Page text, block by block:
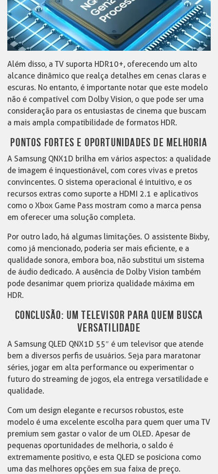
Além disso, a TV suporta HDR10+, oferecendo um alto
alcance dinâmico que realça detalhes em cenas claras e
escuras. No entanto, é importante notar que este modelo
não é compatível com Dolby Vision, o que pode ser uma
consideração para os entusiastas de cinema que buscam
a mais ampla compatibilidade de formatos HDR.
PONTOS FORTES E OPORTUNIDADES DE MELHORIA
A Samsung QNX1D brilha em vários aspectos: a qualidade
de imagem é inquestionável, com cores vivas e pretos
convincentes. O sistema operacional é intuitivo, e os
recursos extras como suporte a HDMI 2.1 e aplicativos
como o Xbox Game Pass mostram como a marca pensa
em oferecer uma solução completa.
Por outro lado, há algumas limitações. O assistente Bixby,
como já mencionado, poderia ser mais eficiente, e a
qualidade sonora, embora boa, não substitui um sistema
de áudio dedicado. A ausência de Dolby Vision também
pode desanimar quem prioriza qualidade máxima em
HDR.
CONCLUSÃO: UM TELEVISOR PARA QUEM BUSCA
VERSATILIDADE
A Samsung QLED QNX1D 55″ é um televisor que atende
bem a diversos perfis de usuários. Seja para maratonar
séries, jogar em alta performance ou experimentar o
futuro do streaming de jogos, ela entrega versatilidade e
qualidade.
Com um design elegante e recursos robustos, este
modelo é uma excelente escolha para quem quer uma TV
premium sem gastar o valor de um OLED. Apesar de
pequenas oportunidades de melhoria, o saldo é
extremamente positivo, e esta QLED se posiciona como
uma das melhores opções em sua faixa de preço.